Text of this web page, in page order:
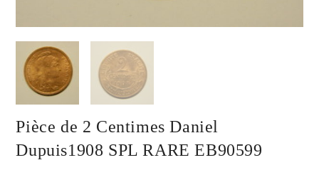
Pièce de 2 Centimes Daniel
Dupuis1908 SPL RARE EB90599